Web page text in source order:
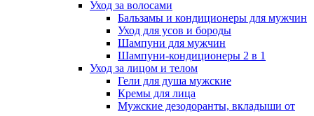
Уход за волосами
Бальзамы и кондиционеры для мужчин
Уход для усов и бороды
Шампуни для мужчин
Шампуни-кондиционеры 2 в 1
Уход за лицом и телом
Гели для душа мужские
Кремы для лица
Мужские дезодоранты, вкладыши от